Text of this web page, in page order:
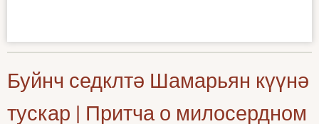
Буйнч седклтә Шамарьян күүнә
тускар | Притча о милосердном